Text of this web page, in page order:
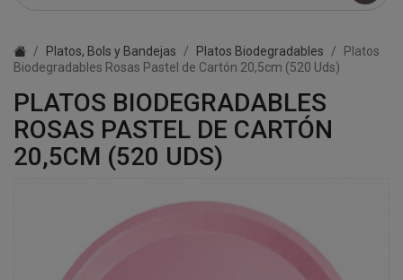
Platos, Bols y Bandejas Platos Biodegradables
Platos
Biodegradables Rosas Pastel de Cartón 20,5cm (520 Uds)
PLATOS BIODEGRADABLES
ROSAS PASTEL DE CARTÓN
20,5CM (520 UDS)